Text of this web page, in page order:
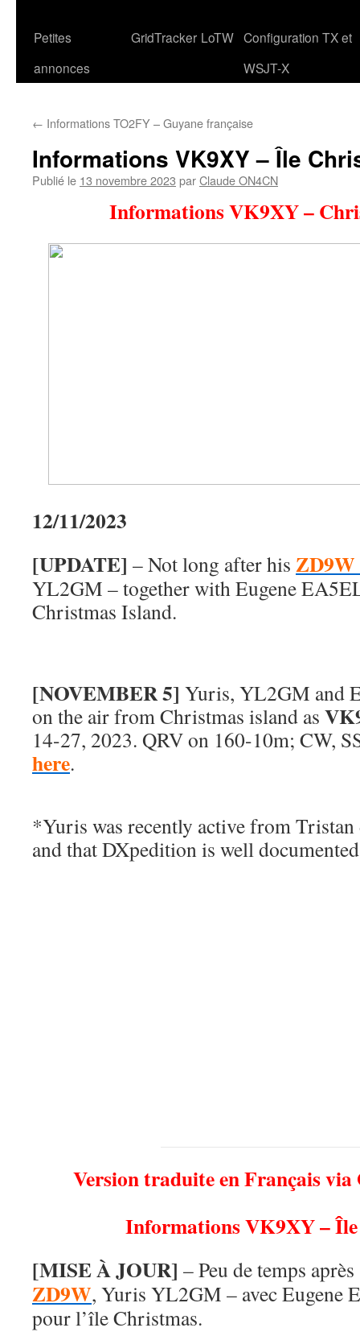
Petites
annonces
GridTracker LoTW Configuration TX et
WSJT-X
← Informations TO2FY – Guyane française
Informations VK9XY – Île
Publié le 13 novembre 2023 parClaude ON4CN
Informations VK9XY –
12/11/2023
[UPDATE] – Not long after his
YL2GM – together with Eugene
Christmas Island.
[NOVEMBER 5] Yuris, YL2GM and
on the air from Christmas island as
14-27, 2023. QRV on 160-10m; CW,
here.
*Yuris was recently active from Tristan
and that DXpedition is well
Version traduite en Français via
Informations VK9XY –
[MISE À JOUR] – Peu de temps
ZD9W, Yuris YL2GM – avec Eugene
pour l’île Christmas.